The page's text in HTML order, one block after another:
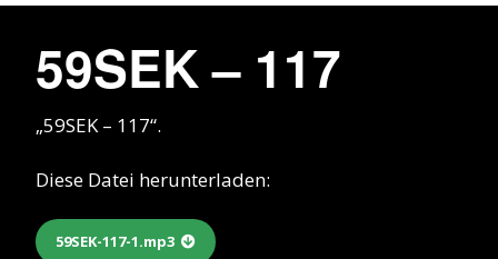
59SEK – 117
„59SEK – 117“.
Diese Datei herunterladen:
59SEK-117-1.mp3